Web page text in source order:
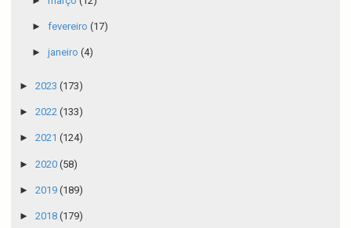
► fevereiro (17)
► janeiro (4)
► 2023 (173)
► 2022 (133)
► 2021 (124)
► 2020 (58)
► 2019 (189)
► 2018 (179)